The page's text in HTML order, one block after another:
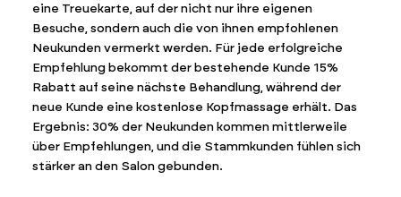
eine Treuekarte, auf der nicht nur ihre eigenen
Besuche, sondern auch die von ihnen empfohlenen
Neukunden vermerkt werden. Für jede erfolgreiche
Empfehlung bekommt der bestehende Kunde 15%
Rabatt auf seine nächste Behandlung, während der
neue Kunde eine kostenlose Kopfmassage erhält. Das
Ergebnis: 30% der Neukunden kommen mittlerweile
über Empfehlungen, und die Stammkunden fühlen sich
stärker an den Salon gebunden.